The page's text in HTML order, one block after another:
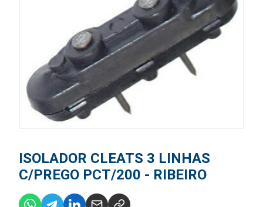
ISOLADOR CLEATS 3 LINHAS
C/PREGO PCT/200 - RIBEIRO